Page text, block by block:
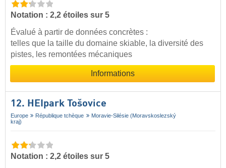
Notation : 2,2 étoiles sur 5
Évalué à partir de données concrètes :
telles que la taille du domaine skiable, la diversité des
pistes, les remontées mécaniques
Informations
12. HEIpark Tošovice
Europe République tchèque
Moravie-Silésie (Moravskoslezský
kraj)
Notation : 2,2 étoiles sur 5